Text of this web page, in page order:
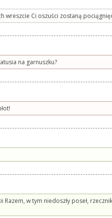
wreszcie Ci oszuści zostaną
na garnuszku?
w tym niedoszły poseł,